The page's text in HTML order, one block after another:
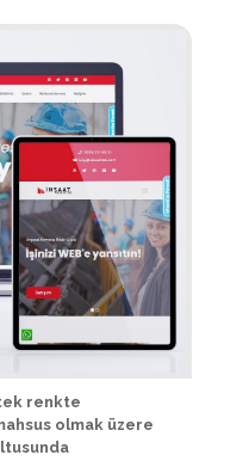
renkte
olmak üzere